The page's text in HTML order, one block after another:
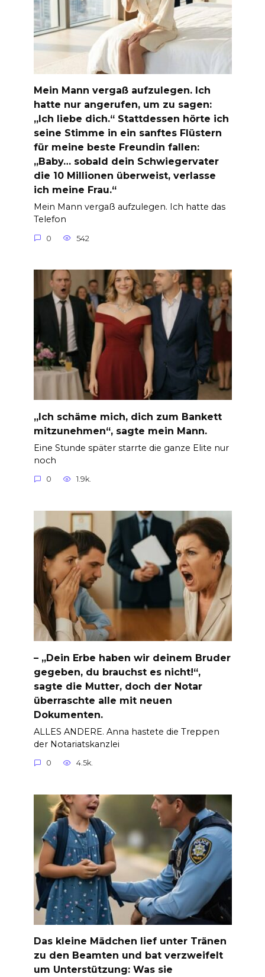
Mein Mann vergaß aufzulegen. Ich
hatte nur angerufen, um zu sagen:
„Ich liebe dich.“ Stattdessen hörte ich
seine Stimme in ein sanftes Flüstern
für meine beste Freundin fallen:
„Baby… sobald dein Schwiegervater
die 10 Millionen überweist, verlasse
ich meine Frau.“
Mein Mann vergaß aufzulegen. Ich hatte das
Telefon
0 542
„Ich schäme mich, dich zum Bankett
mitzunehmen“, sagte mein Mann.
Eine Stunde später starrte die ganze Elite nur
noch
0 1.9k.
– „Dein Erbe haben wir deinem Bruder
gegeben, du brauchst es nicht!“,
sagte die Mutter, doch der Notar
überraschte alle mit neuen
Dokumenten.
ALLES ANDERE. Anna hastete die Treppen
der Notariatskanzlei
0 4.5k.
Das kleine Mädchen lief unter Tränen
zu den Beamten und bat verzweifelt
um Unterstützung: Was sie